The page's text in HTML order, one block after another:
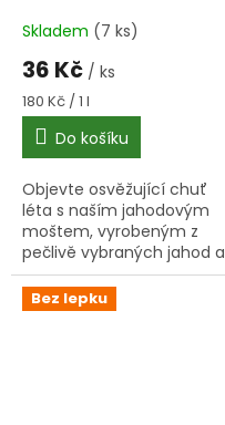
Skladem (7 ks)
36 Kč / ks
Měrná
cena:
180 Kč / 1 l
Do košíku
Objevte osvěžující chuť
léta s naším jahodovým
moštem, vyrobeným z
pečlivě vybraných jahod a
jablek od českých a
slovenských pěstitelů.
Bez lepku